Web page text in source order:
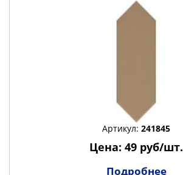
Артикул: 241845
Цена: 49 руб/шт.
Подробнее